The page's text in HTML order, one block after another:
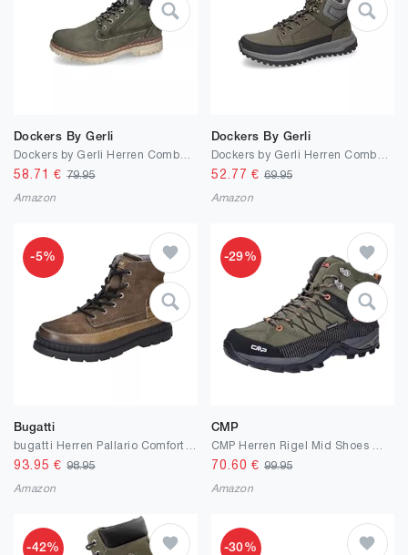
Dockers By Gerli
58.71 €79.95
Amazon
Dockers By Gerli
52.77 € 69.95
Amazon
-5%
Bugatti
93.95 €98.95
Amazon
-29%
CMP
70.60 € 99.95
Amazon
-42% -30%